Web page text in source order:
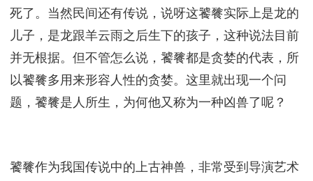
死了。当然民间还有传说，说呀这饕餮实际上是龙的
儿子，是龙跟羊云雨之后生下的孩子，这种说法目前
并无根据。但不管怎么说，饕餮都是贪婪的代表，所
以饕餮多用来形容人性的贪婪。这里就出现一个问
题，饕餮是人所生，为何他又称为一种凶兽了呢？
饕餮作为我国传说中的上古神兽，非常受到导演艺术